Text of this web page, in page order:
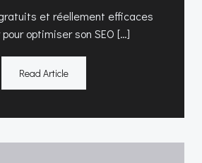
et réellement efficaces
optimiser son SEO […]
Read Article